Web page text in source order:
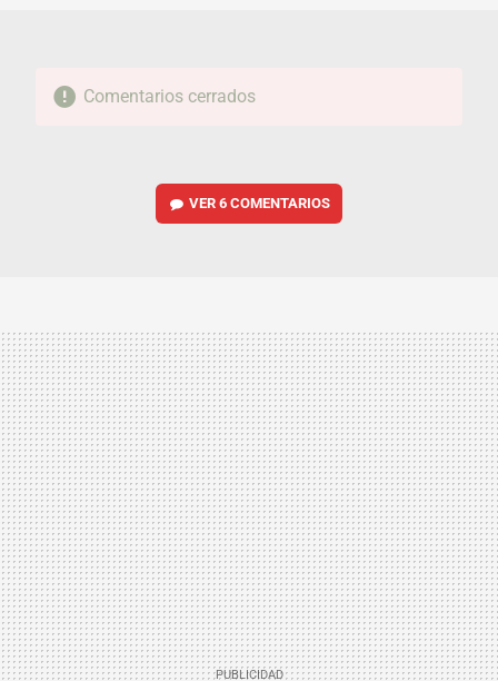
Comentarios cerrados
VER6 COMENTARIOS